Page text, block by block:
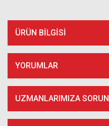
ÜRÜN BILGISI
YORUMLAR
UZMANLARIMIZA SORUN